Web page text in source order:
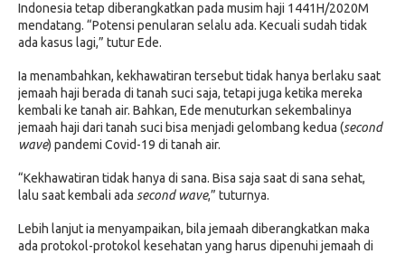
Indonesia tetap diberangkatkan pada musim haji 1441H/2020M
mendatang. “Potensi penularan selalu ada. Kecuali sudah tidak
ada kasus lagi,” tutur Ede.
Ia menambahkan, kekhawatiran tersebut tidak hanya berlaku saat
jemaah haji berada di tanah suci saja, tetapi juga ketika mereka
kembali ke tanah air. Bahkan, Ede menuturkan sekembalinya
jemaah haji dari tanah suci bisa menjadi gelombang kedua (second
wave) pandemi Covid-19 di tanah air.
“Kekhawatiran tidak hanya di sana. Bisa saja saat di sana sehat,
lalu saat kembali ada second wave,” tuturnya.
Lebih lanjut ia menyampaikan, bila jemaah diberangkatkan maka
ada protokol-protokol kesehatan yang harus dipenuhi jemaah di